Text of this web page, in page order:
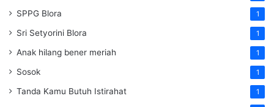
SPPG Blora 1
Sri Setyorini Blora 1
Anak hilang bener meriah 1
Sosok 1
Tanda Kamu Butuh Istirahat 1